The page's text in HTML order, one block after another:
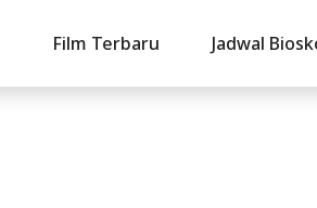
Film Terbaru Jadwal